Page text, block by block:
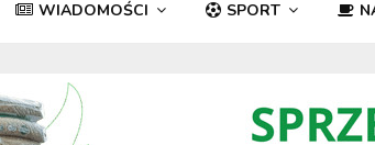
WIADOMOŚCI SPORT